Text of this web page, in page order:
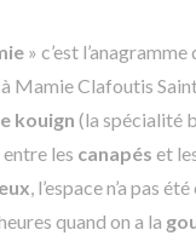
» c’est l’anagramme
Mamie Clafoutis
kouign (la spécialité
les canapés et
, l’espace n’a pas
quand on a la